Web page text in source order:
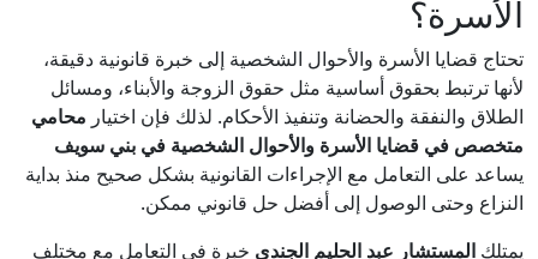
الأسرة؟
تحتاج قضايا الأسرة والأحوال الشخصية إلى خبرة قانونية دقيقة،
لأنها ترتبط بحقوق أساسية مثل حقوق الزوجة والأبناء، ومسائل
الطلاق والنفقة والحضانة وتنفيذ الأحكام. لذلك فإن اختيار محامي
متخصص في قضايا الأسرة والأحوال الشخصية في بني سويف
يساعد على التعامل مع الإجراءات القانونية بشكل صحيح منذ بداية
النزاع وحتى الوصول إلى أفضل حل قانوني ممكن.
يمتلك المستشار عبد الحليم الجندي خبرة في التعامل مع مختلف